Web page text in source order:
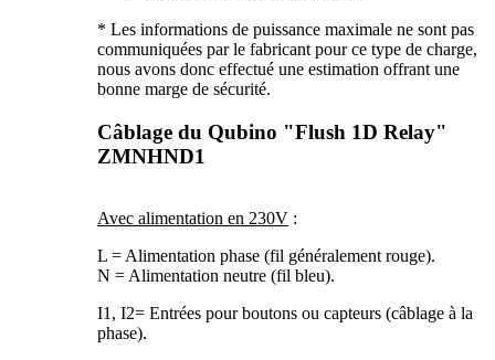
* Les informations de puissance maximale ne sont pas
communiquées par le fabricant pour ce type de charge,
nous avons donc effectué une estimation offrant une
bonne marge de sécurité.
Câblage du Qubino "Flush 1D Relay"
ZMNHND1
Avec alimentation en 230V :
L = Alimentation phase (fil généralement rouge).
N = Alimentation neutre (fil bleu).
I1, I2= Entrées pour boutons ou capteurs (câblage à la
phase).